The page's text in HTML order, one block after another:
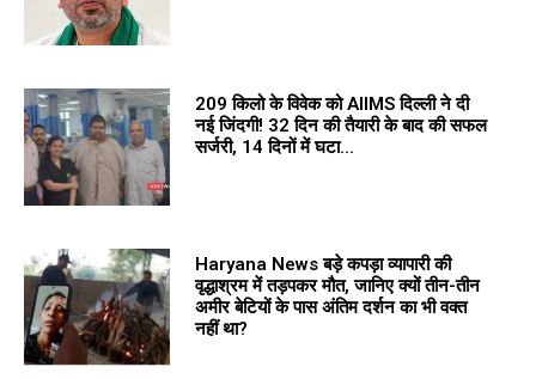
209 किलो के विवेक को AIIMS दिल्ली ने दी
नई जिंदगी! 32 दिन की तैयारी के बाद की सफल
सर्जरी, 14 दिनों में घटा...
Haryana News बड़े कपड़ा व्यापारी की
वृद्धाश्रम में तड़पकर मौत, जानिए क्यों तीन-तीन
अमीर बेटियों के पास अंतिम दर्शन का भी वक्त
नहीं था?